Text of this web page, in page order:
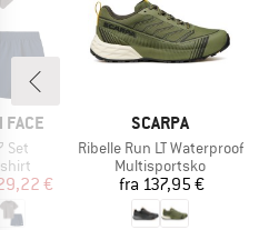
FACE
Set
pris
€
MÆRKE
SCARPA
Artikel
Ribelle Run LT Waterproof
Produktgruppe
Multisportsko
Pris
fra 137,95 €